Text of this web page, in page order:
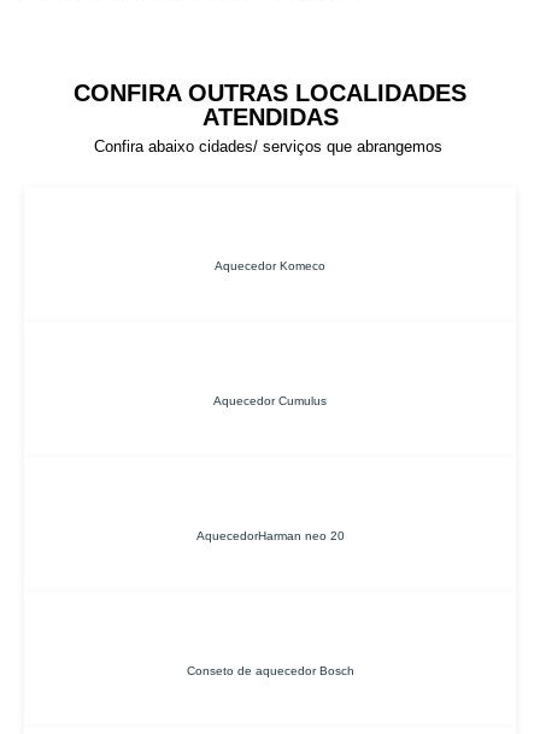
CONFIRA OUTRAS LOCALIDADES
ATENDIDAS
Confira abaixo cidades/ serviços que abrangemos
Aquecedor Komeco
Aquecedor Cumulus
AquecedorHarman neo 20
Conseto de aquecedor Bosch